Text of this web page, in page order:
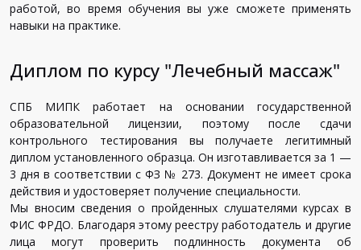
работой, во время обучения вы уже сможете применять
навыки на практике.
Диплом по курсу "Лечебный массаж"
СПБ МИПК работает на основании государственной
образовательной лицензии, поэтому после сдачи
контрольного тестирования вы получаете легитимный
диплом установленного образца. Он изготавливается за 1 —
3 дня в соответствии с ФЗ № 273. Документ не имеет срока
действия и удостоверяет получение специальности.
Мы вносим сведения о пройденных слушателями курсах в
ФИС ФРДО. Благодаря этому реестру работодатель и другие
лица могут проверить подлинность документа об